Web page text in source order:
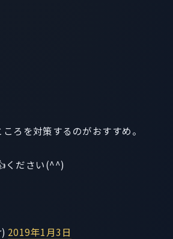
ろを対策するのがおすすめ。
ください(^^)
2019年1月3日